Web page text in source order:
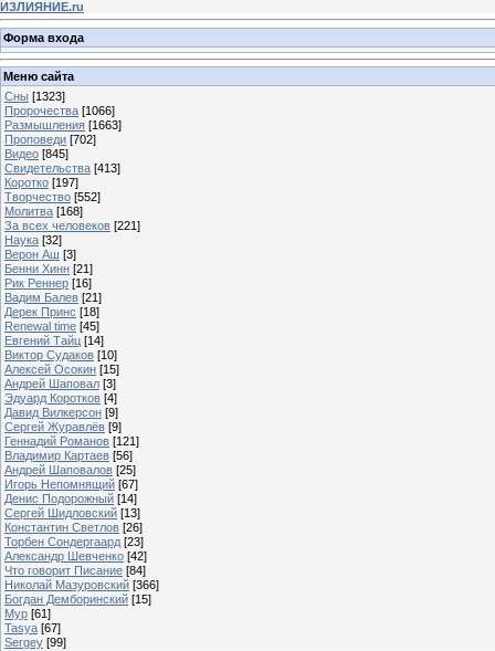
ИЗЛИЯНИЕ.ru
Форма входа
Меню сайта
Сны [1323]
Пророчества [1066]
Размышления [1663]
Проповеди [702]
Видео [845]
Свидетельства [413]
Коротко [197]
Творчество [552]
Молитва [168]
За всех человеков [221]
Наука [32]
Верон Аш [3]
Бенни Хинн [21]
Рик Реннер [16]
Вадим Балев [21]
Дерек Принс [18]
Renewal time [45]
Евгений Тайц [14]
Виктор Судаков [10]
Алексей Осокин [15]
Андрей Шаповал [3]
Эдуард Коротков [4]
Давид Вилкерсон [9]
Сергей Журавлёв [9]
Геннадий Романов [121]
Владимир Картаев [56]
Андрей Шаповалов [25]
Игорь Непомнящий [67]
Денис Подорожный [14]
Сергей Шидловский [13]
Константин Светлов [26]
Торбен Сондергаард [23]
Александр Шевченко [42]
Что говорит Писание [84]
Николай Мазуровский [366]
Богдан Демборинский [15]
Мур [61]
Tasya [67]
Sergey [99]